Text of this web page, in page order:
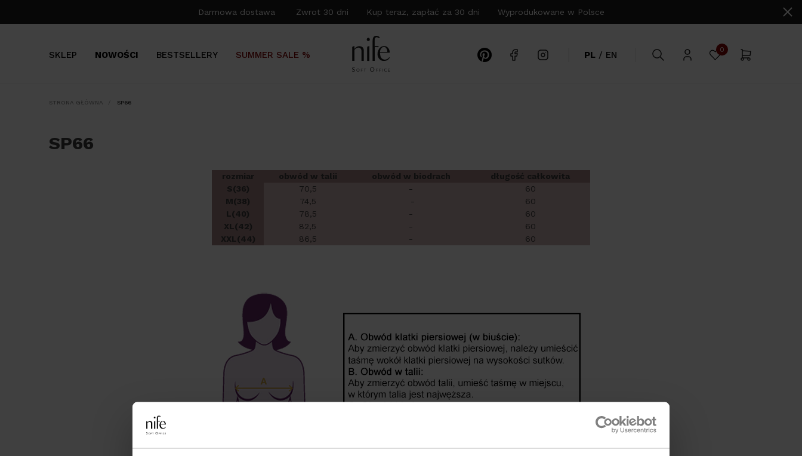
Darmowa dostawa Zwrot 30 dni Kup teraz, zapłać za 30 dni Wyprodukowane w Polsce
SKLEP NOWOŚCI BESTSELLERY SUMMER SALE % PL / EN 0
STRONA GŁÓWNA SP66
SP66
rozmiar obwód w talii obwód w biodrach
długość całkowita
S(36)
70,5 -
60
M(38)
74,5 -
60
L(40)
78,5 -
60
XL(42)
82,5 -
60
XXL(44)
86,5 - 60